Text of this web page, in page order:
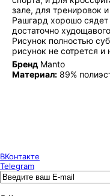
зале, для тренировок
Рашгард хорошо
достаточно
Рисунок полностью
рисунок не сотрется и
Бренд Manto
Материал: 89%
ВКонтакте
Telegram